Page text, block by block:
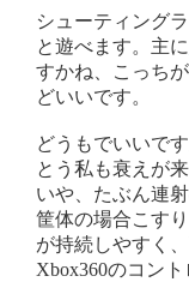
シューティング
と遊べます。主に
すかね、こっち
どいいです。
どうもでいいで
とう私も衰えが
いや、たぶん連
筐体の場合こす
が持続しやすく
Xbox360のコン